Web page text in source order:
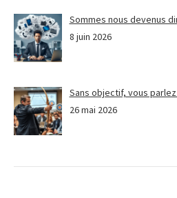
Sommes nous devenus
8 juin 2026
Sans objectif, vous
26 mai 2026